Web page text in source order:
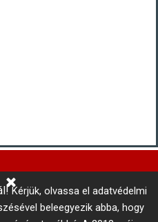
# 3206
Kérjük, olvassa el adatvédelmi
beleegyezik abba, hogy